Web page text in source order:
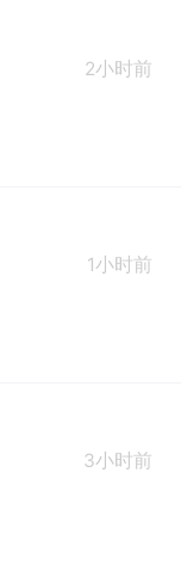
2小时前
1小时前
3小时前